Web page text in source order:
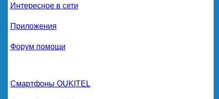
Интересное в сети
Приложения
Форум помощи
Смартфоны OUKITEL